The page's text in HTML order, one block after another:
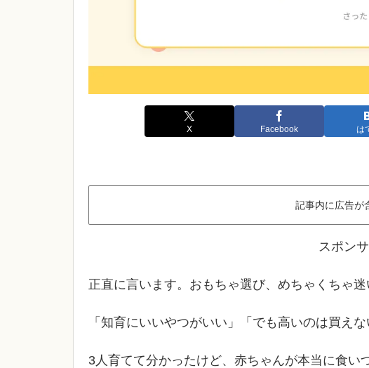
X Facebook は
記事内に広告が
スポン
正直に言います。おもちゃ選び、めちゃくちゃ迷
「知育にいいやつがいい」「でも高いのは買え
3人育てて分かったけど、赤ちゃんが本当に食